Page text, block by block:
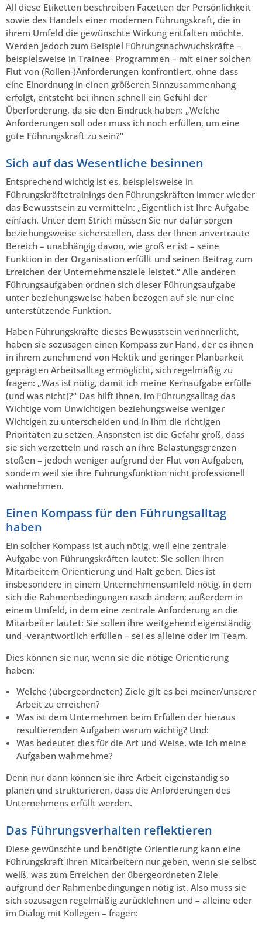
All diese Etiketten beschreiben Facetten der Persönlichkeit
sowie des Handels einer modernen Führungskraft, die in
ihrem Umfeld die gewünschte Wirkung entfalten möchte.
Werden jedoch zum Beispiel Führungsnachwuchskräfte –
beispielsweise in Trainee- Programmen – mit einer solchen
Flut von (Rollen-)Anforderungen konfrontiert, ohne dass
eine Einordnung in einen größeren Sinnzusammenhang
erfolgt, entsteht bei ihnen schnell ein Gefühl der
Überforderung, da sie den Eindruck haben: „Welche
Anforderungen soll oder muss ich noch erfüllen, um eine
gute Führungskraft zu sein?“
Sich auf das Wesentliche besinnen
Entsprechend wichtig ist es, beispielsweise in
Führungskräftetrainings den Führungskräften immer wieder
das Bewusstsein zu vermitteln: „Eigentlich ist Ihre Aufgabe
einfach. Unter dem Strich müssen Sie nur dafür sorgen
beziehungsweise sicherstellen, dass der Ihnen anvertraute
Bereich – unabhängig davon, wie groß er ist – seine
Funktion in der Organisation erfüllt und seinen Beitrag zum
Erreichen der Unternehmensziele leistet.“ Alle anderen
Führungsaufgaben ordnen sich dieser Führungsaufgabe
unter beziehungsweise haben bezogen auf sie nur eine
unterstützende Funktion.
Haben Führungskräfte dieses Bewusstsein verinnerlicht,
haben sie sozusagen einen Kompass zur Hand, der es ihnen
in ihrem zunehmend von Hektik und geringer Planbarkeit
geprägten Arbeitsalltag ermöglicht, sich regelmäßig zu
fragen: „Was ist nötig, damit ich meine Kernaufgabe erfülle
(und was nicht)?“ Das hilft ihnen, im Führungsalltag das
Wichtige vom Unwichtigen beziehungsweise weniger
Wichtigen zu unterscheiden und in ihm die richtigen
Prioritäten zu setzen. Ansonsten ist die Gefahr groß, dass
sie sich verzetteln und rasch an ihre Belastungsgrenzen
stoßen – jedoch weniger aufgrund der Flut von Aufgaben,
sondern weil sie ihre Führungsfunktion nicht professionell
wahrnehmen.
Einen Kompass für den Führungsalltag
haben
Ein solcher Kompass ist auch nötig, weil eine zentrale
Aufgabe von Führungskräften lautet: Sie sollen ihren
Mitarbeitern Orientierung und Halt geben. Dies ist
insbesondere in einem Unternehmensumfeld nötig, in dem
sich die Rahmenbedingungen rasch ändern; außerdem in
einem Umfeld, in dem eine zentrale Anforderung an die
Mitarbeiter lautet: Sie sollen ihre weitgehend eigenständig
und -verantwortlich erfüllen – sei es alleine oder im Team.
Dies können sie nur, wenn sie die nötige Orientierung
haben:
Welche (übergeordneten) Ziele gilt es bei meiner/unserer
Arbeit zu erreichen?
Was ist dem Unternehmen beim Erfüllen der hieraus
resultierenden Aufgaben warum wichtig? Und:
Was bedeutet dies für die Art und Weise, wie ich meine
Aufgaben wahrnehme?
Denn nur dann können sie ihre Arbeit eigenständig so
planen und strukturieren, dass die Anforderungen des
Unternehmens erfüllt werden.
Das Führungsverhalten reflektieren
Diese gewünschte und benötigte Orientierung kann eine
Führungskraft ihren Mitarbeitern nur geben, wenn sie selbst
weiß, was zum Erreichen der übergeordneten Ziele
aufgrund der Rahmenbedingungen nötig ist. Also muss sie
sich sozusagen regelmäßig zurücklehnen und – alleine oder
im Dialog mit Kollegen – fragen: